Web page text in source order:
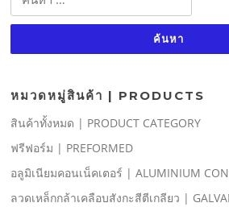
สำหรับ:
หมวดหมู่สินค้า | PRODUCTS
สินค้าทั้งหมด | PRODUCT CATEGORY
ฟรีฟอร์ม | PREFORMED
อลูมิเนียมคอนเน็คเตอร์ | ALUMINIUM
ลวดเหล็กกล้าเคลือบสังกะสีตีเกลียว |